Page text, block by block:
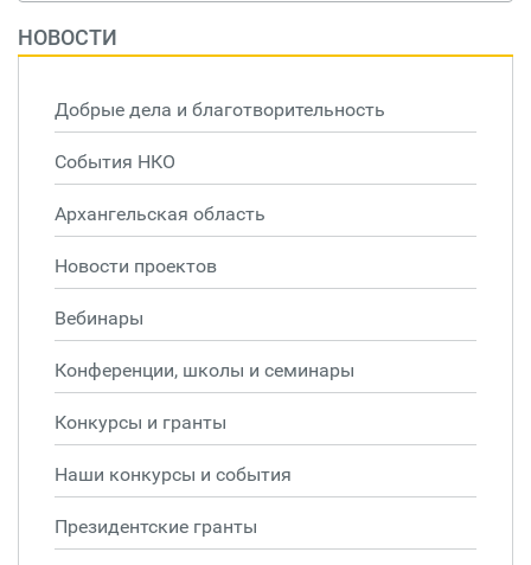
НОВОСТИ
Добрые дела и благотворительность
События НКО
Архангельская область
Новости проектов
Вебинары
Конференции, школы и семинары
Конкурсы и гранты
Наши конкурсы и события
Президентские гранты